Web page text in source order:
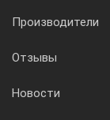
Производители
Отзывы
Новости